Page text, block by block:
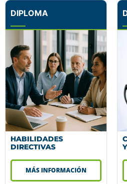
DIPLOMA
HABILIDADES
DIRECTIVAS
MÁS INFORMACIÓN